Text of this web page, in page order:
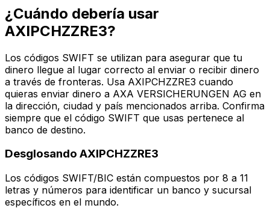
¿Cuándo debería usar
AXIPCHZZRE3?
Los códigos SWIFT se utilizan para asegurar que tu
dinero llegue al lugar correcto al enviar o recibir dinero
a través de fronteras. Usa AXIPCHZZRE3 cuando
quieras enviar dinero a AXA VERSICHERUNGEN AG en
la dirección, ciudad y país mencionados arriba. Confirma
siempre que el código SWIFT que usas pertenece al
banco de destino.
Desglosando AXIPCHZZRE3
Los códigos SWIFT/BIC están compuestos por 8 a 11
letras y números para identificar un banco y sucursal
específicos en el mundo.